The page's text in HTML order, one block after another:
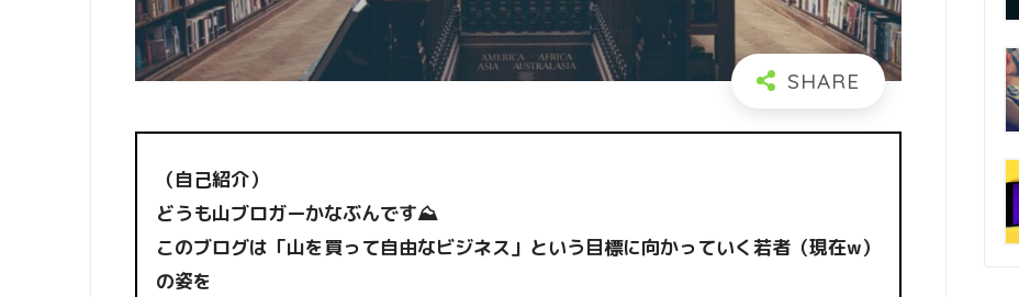
（自己紹介）
どうも山ブロガーかなぶんです⛰
このブログは「山を買って自由なビジネス」という目標に向かっていく若者（現在w）
の姿を